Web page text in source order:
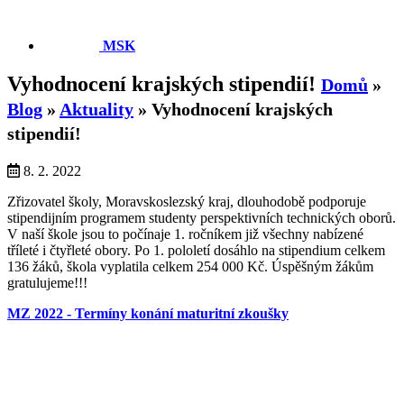
MSK
Vyhodnocení krajských stipendií! Domů »
Blog » Aktuality » Vyhodnocení krajských
stipendií!
8. 2. 2022
Zřizovatel školy, Moravskoslezský kraj, dlouhodobě podporuje
stipendijním programem studenty perspektivních technických oborů.
V naší škole jsou to počínaje 1. ročníkem již všechny nabízené
tříleté i čtyřleté obory. Po 1. pololetí dosáhlo na stipendium celkem
136 žáků, škola vyplatila celkem 254 000 Kč. Úspěšným žákům
gratulujeme!!!
MZ 2022 - Termíny konání maturitní zkoušky